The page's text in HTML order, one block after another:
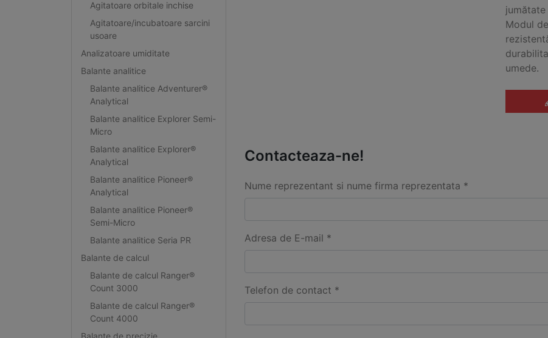
Agitatoare orbitale inchise
Agitatoare/incubatoare sarcini
usoare
Analizatoare umiditate
Balante analitice
Balante analitice Adventurer®
Analytical
Balante analitice Explorer Semi-
Micro
Balante analitice Explorer®
Analytical
Balante analitice Pioneer®
Analytical
Balante analitice Pioneer®
Semi-Micro
Balante analitice Seria PR
Balante de calcul
Balante de calcul Ranger®
Count 3000
Balante de calcul Ranger®
Count 4000
Balante de precizie
Modul
umede.
Contacteaza-ne!
Nume reprezentant si nume firma reprezentata *
Adresa de E-mail *
Telefon de contact *